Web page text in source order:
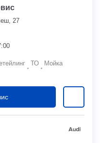
27
ТО Мойка